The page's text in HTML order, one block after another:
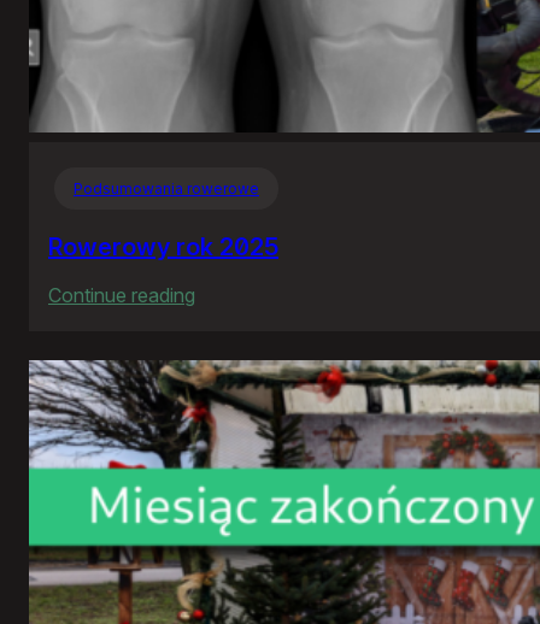
Podsumowania rowerowe
Rowerowy rok 2025
Continue reading
rok
2025